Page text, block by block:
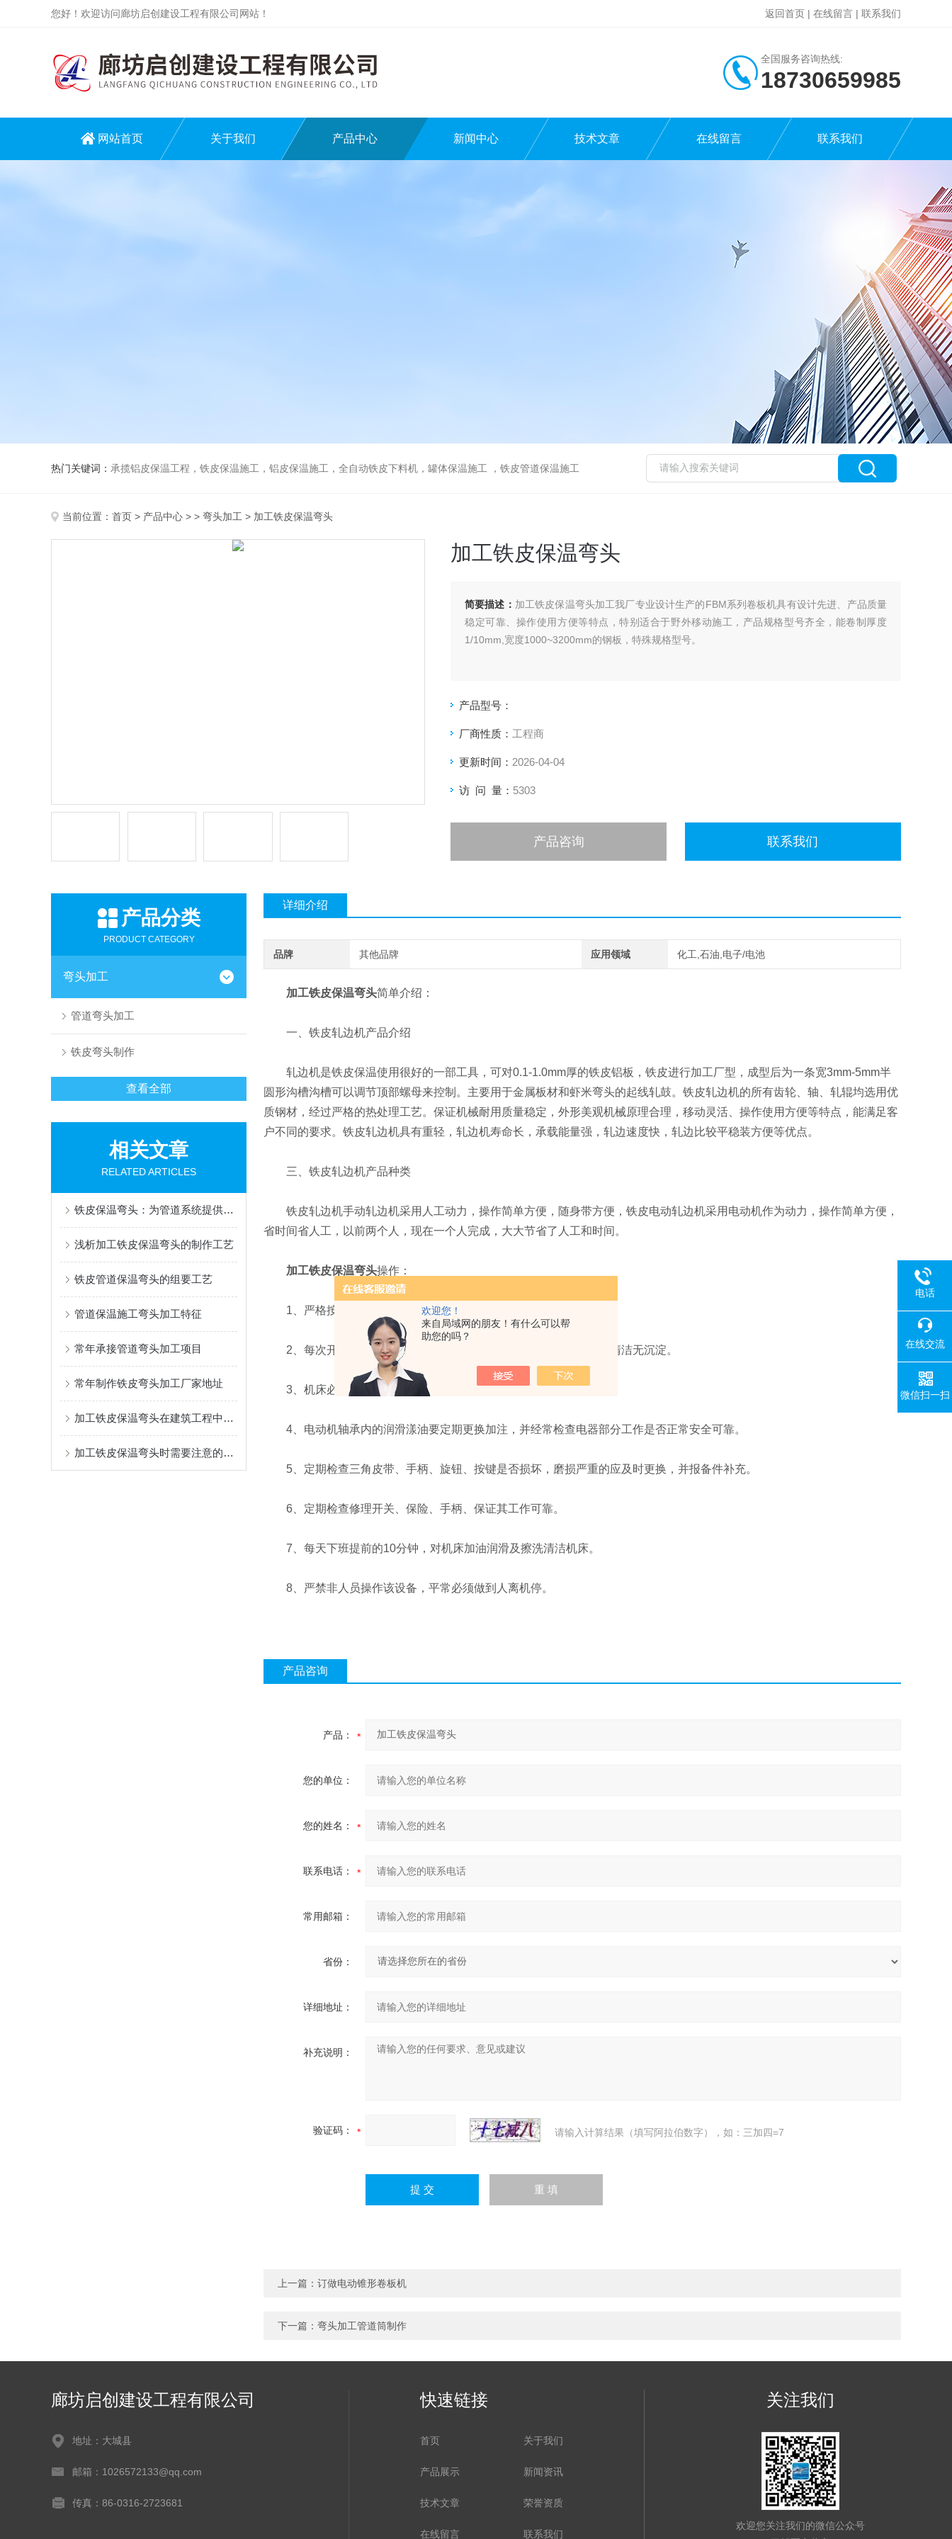
欢迎您！
来自局域网的朋友！有什么可以帮
助您的吗？
您好！欢迎访问廊坊启创建设工程有限公司网站！ 返回首页 | 在线留言 | 联系我们
全国服务咨询热线:
18730659985
网站首页 关于我们 产品中心 新闻中心 技术文章 在线留言 联系我们
热门关键词： 承揽铝皮保温工程，铁皮保温施工，铝皮保温施工，全自动铁皮下料机，罐体保温施工 ，铁皮管道保温施工
当前位置： 首页 > 产品中心 > > 弯头加工 > 加工铁皮保温弯头
加工铁皮保温弯头
简要描述： 加工铁皮保温弯头加工我厂专业设计生产的FBM系列卷板机具有设计先进、产品质量
稳定可靠、操作使用方便等特点，特别适合于野外移动施工，产品规格型号齐全，能卷制厚度
1/10mm,宽度1000~3200mm的钢板，特殊规格型号。
产品型号：
厂商性质： 工程商
更新时间： 2026-04-04
访 问 量： 5303
产品咨询 联系我们
产品分类
PRODUCT CATEGORY
弯头加工
管道弯头加工
铁皮弯头制作
查看全部
相关文章
RELATED ARTICLES
铁皮保温弯头：为管道系统提供高效保温解决方案
浅析加工铁皮保温弯头的制作工艺
铁皮管道保温弯头的组要工艺
管道保温施工弯头加工特征
常年承接管道弯头加工项目
常年制作铁皮弯头加工厂家地址
加工铁皮保温弯头在建筑工程中发挥着重要作用
加工铁皮保温弯头时需要注意的事情有哪些？
详细介绍
品牌 其他品牌 应用领域 化工,石油,电子/电池
加工铁皮保温弯头简单介绍：
一、铁皮轧边机产品介绍
轧边机是铁皮保温使用很好的一部工具，可对0.1-1.0mm厚的铁皮铝板，铁皮进行加工厂型，成型后为一条宽3mm-5mm半
圆形沟槽沟槽可以调节顶部螺母来控制。主要用于金属板材和虾米弯头的起线轧鼓。铁皮轧边机的所有齿轮、轴、轧辊均选用优
质钢材，经过严格的热处理工艺。保证机械耐用质量稳定，外形美观机械原理合理，移动灵活、操作使用方便等特点，能满足客
户不同的要求。铁皮轧边机具有重轻，轧边机寿命长，承载能量强，轧边速度快，轧边比较平稳装方便等优点。
三、铁皮轧边机产品种类
铁皮轧边机手动轧边机采用人工动力，操作简单方便，随身带方便，铁皮电动轧边机采用电动机作为动力，操作简单方便，
省时间省人工，以前两个人，现在一个人完成，大大节省了人工和时间。
加工铁皮保温弯头操作：
1、严格按照操作规程进行操作。
2、每次开机前按润滑图表要求定时、定点、定量加润滑油，油应清洁无沉淀。
3、机床必须经常保持清洁，未油漆的部分防锈油脂。
4、电动机轴承内的润滑漾油要定期更换加注，并经常检查电器部分工作是否正常安全可靠。
5、定期检查三角皮带、手柄、旋钮、按键是否损坏，磨损严重的应及时更换，并报备件补充。
6、定期检查修理开关、保险、手柄、保证其工作可靠。
7、每天下班提前的10分钟，对机床加油润滑及擦洗清洁机床。
8、严禁非人员操作该设备，平常必须做到人离机停。
产品咨询
产品：
您的单位：
您的姓名：
联系电话：
常用邮箱：
省份：
详细地址：
补充说明：
验证码： 请输入计算结果（填写阿拉伯数字），如：三加四=7
上一篇： 订做电动锥形卷板机
下一篇： 弯头加工管道筒制作
廊坊启创建设工程有限公司
地址：大城县
邮箱：1026572133@qq.com
传真：86-0316-2723681
快速链接
首页 关于我们
产品展示 新闻资讯
技术文章 荣誉资质
在线留言 联系我们
关注我们
欢迎您关注我们的微信公众号
电话
在线交流
微信扫一扫